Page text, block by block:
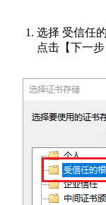
选择 受信任
点击【下一步